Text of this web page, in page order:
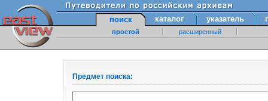
поиск каталог указатель
простой расширенный
Предмет поиска: